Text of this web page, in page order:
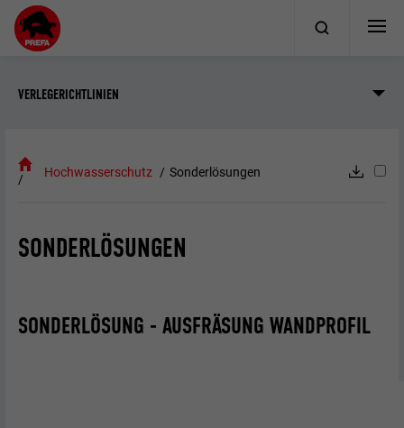
VERLEGERICHTLINIEN
Hochwasserschutz Sonderlösungen
SONDERLÖSUNGEN
SONDERLÖSUNG - AUSFRÄSUNG WANDPROFIL